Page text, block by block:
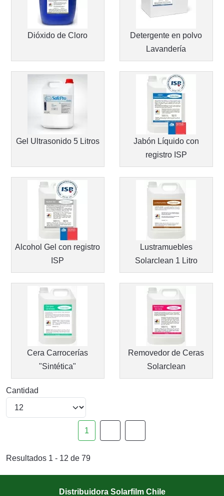
Dióxido de Cloro
Detergente en polvo
Lavandería
Gel Ultrasonido 5 Litros
Jabón Líquido con
registro ISP
Alcohol Gel con registro
ISP
Lustramuebles
Solarclean 1 Litro
Cera Carrocerías
"Sintética"
Removedor de Ceras
Solarclean
Cantidad
1
Resultados 1 - 12 de 79
Distribuidora Solarfilm Chile